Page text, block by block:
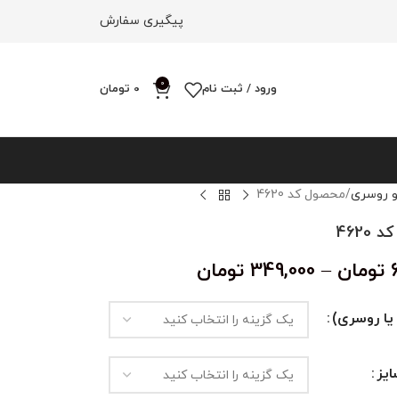
پیگیری سفارش
ورود / ثبت نام 0
0 تومان
روسری محصول کد 4620
تومان –
349,000 تومان
روسری)